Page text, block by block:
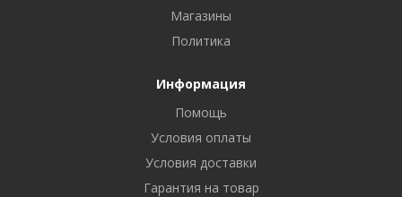
Магазины
Политика
Информация
Помощь
Условия оплаты
Условия доставки
Гарантия на товар